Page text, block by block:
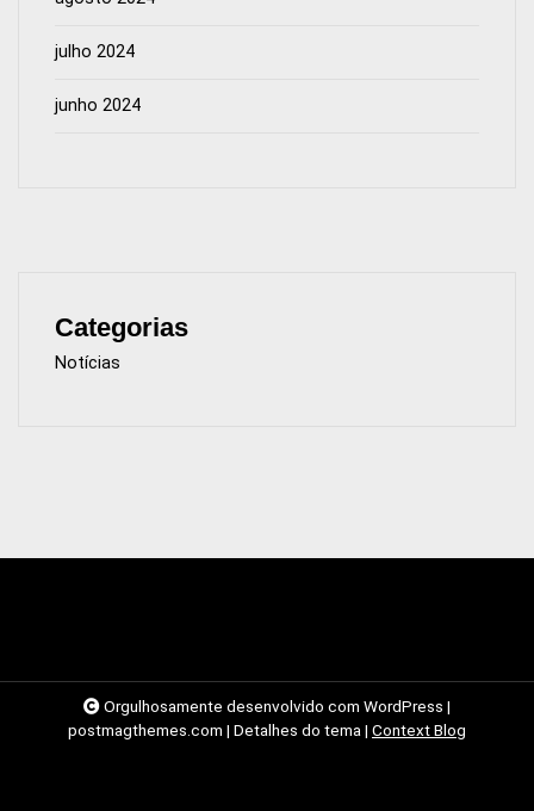
julho 2024
junho 2024
Categorias
Notícias
Orgulhosamente desenvolvido com WordPress |
postmagthemes.com | Detalhes do tema | Context Blog